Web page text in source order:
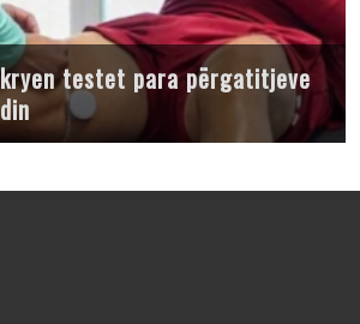
testet para përgatitjeve